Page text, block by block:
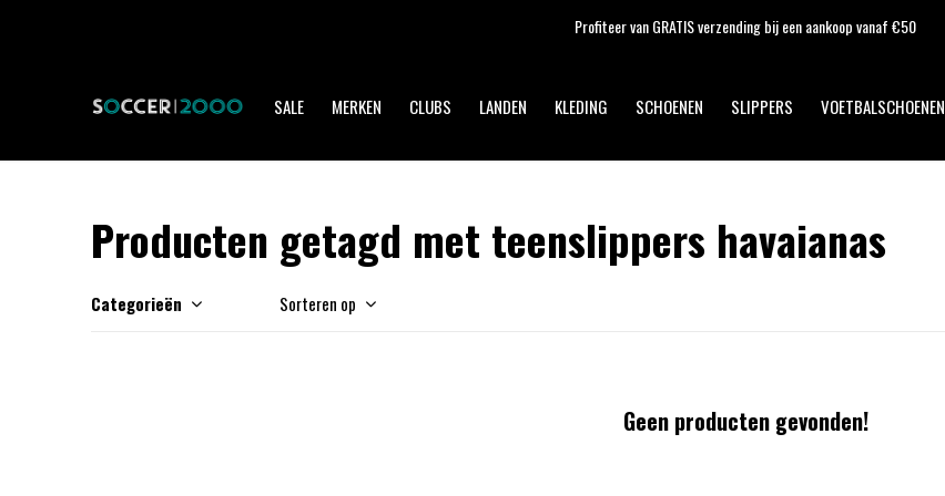
SALE MERKEN CLUBS LANDEN KLEDING SCHOENEN SLIPPERS VOETBALSCHOENEN
Profiteer van GRATIS verzending bij een aankoop vanaf €50
Producten getagd met teenslippers havaianas
Categorieën Sorteren op
Geen producten gevonden!